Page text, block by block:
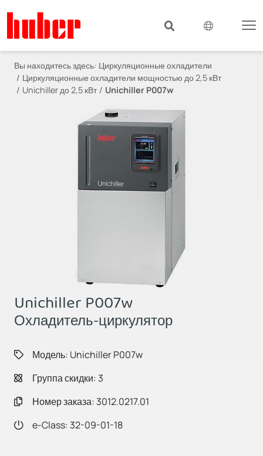
Вы находитесь здесь: Циркуляционные охладители
Циркуляционные охладители мощностью до 2,5 кВт
Unichiller до 2,5 кВт
Unichiller P007w
Unichiller P007w
Охладитель-циркулятор
Модель: Unichiller P007w
Группа скидки: 3
Номер заказа: 3012.0217.01
e-Class: 32-09-01-18